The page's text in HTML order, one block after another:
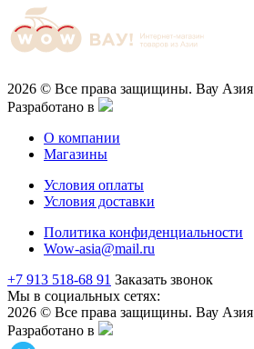
2026 © Все права защищины. Вау Азия
Разработано в
О компании
Магазины
Условия оплаты
Условия доставки
Политика конфиденциальности
Wow-asia@mail.ru
+7 913 518-68 91 Заказать звонок
Мы в социальных сетях:
2026 © Все права защищины. Вау Азия
Разработано в